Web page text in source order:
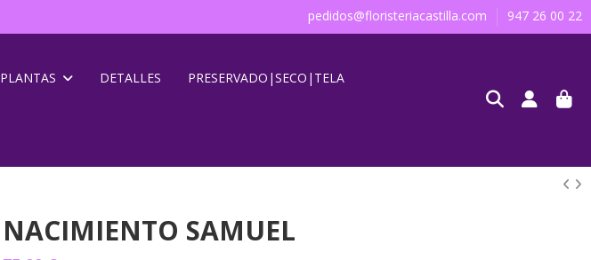
pedidos@floristeriacastilla.com 947 26 00 22
PLANTAS DETALLES PRESERVADO|SECO|TELA
NACIMIENTO SAMUEL